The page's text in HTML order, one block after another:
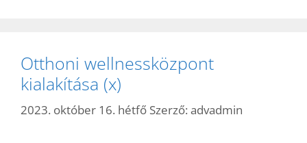
Otthoni wellnessközpont
kialakítása (x)
2023. október 16. hétfő Szerző: advadmin